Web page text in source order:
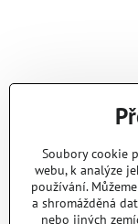
Soubory cookie
webu, k analýze
používání.
a shromážděná
nebo jiných